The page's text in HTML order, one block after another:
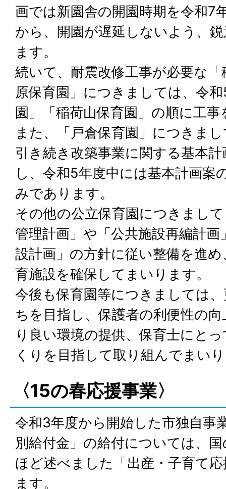
画では新園舎の開園時期を令和7
から、開園が遅延しないよう、
ます。
続いて、耐震改修工事が必要な
原保育園」につきましては、令
園」「稲荷山保育園」の順に工
また、「戸倉保育園」につきま
引き続き改築事業に関する基本
し、令和5年度中には基本計画案
みであります。
その他の公立保育園につきまし
管理計画」や「公共施設再編計
設計画」の方針に従い整備を進
育施設を確保してまいります。
今後も保育園等につきましては
ちを目指し、保護者の利便性の
り良い環境の提供、保育士にと
くりを目指して取り組んでまい
〈15の春応援事業〉
令和3年度から開始した市独自事
別給付金」の給付については、
ほど述べました「出産・子育て
ます。